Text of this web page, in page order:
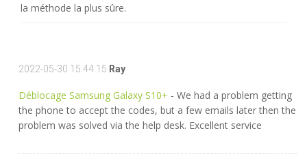
la méthode la plus sûre.
2022-05-30 15:44:15 Ray
Déblocage Samsung Galaxy S10+ - We had a problem getting
the phone to accept the codes, but a few emails later then the
problem was solved via the help desk. Excellent service